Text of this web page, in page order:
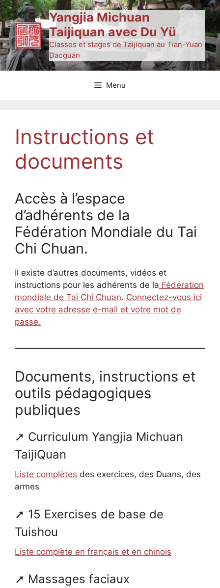
Aller
au
contenu
Yangjia Michuan
Taijiquan avec Du Yü
Classes et stages de Taijiquan au Tian-Yuan
Daoguan
Menu
Instructions et
documents
Accès à l’espace
d’adhérents de la
Fédération Mondiale du Tai
Chi Chuan.
Il existe d’autres documents, vidéos et
instructions pour les adhérents de la Fédération
mondiale de Tai Chi Chuan. Connectez-vous ici
avec votre adresse e-mail et votre mot de
passe.
Documents, instructions et
outils pédagogiques
publiques
Curriculum Yangjia Michuan
TaijiQuan
Liste complètes des exercices, des Duans, des
armes
15 Exercises de base de
Tuishou
Liste complète en français et en chinois
Massages faciaux